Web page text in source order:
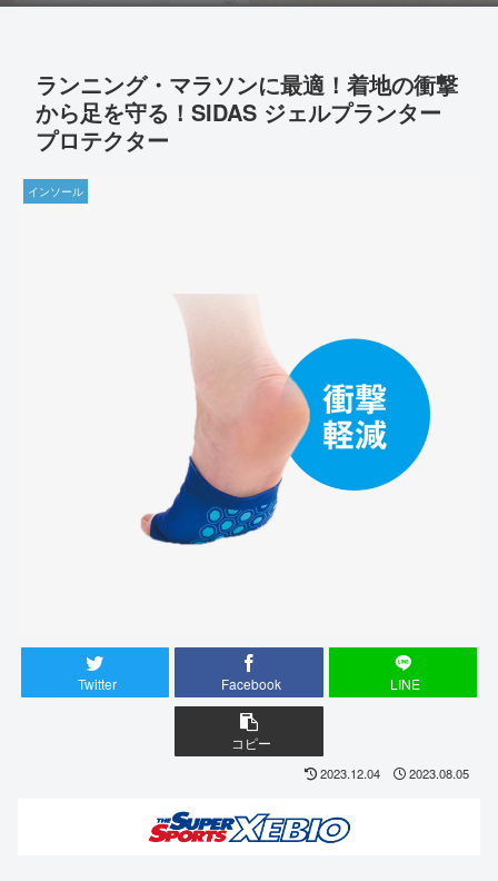
ランニング・マラソンに最適！着地の衝撃
から足を守る！SIDAS ジェルプランター
プロテクター
インソール
Twitter Facebook LINE
コピー
2023.12.04 2023.08.05